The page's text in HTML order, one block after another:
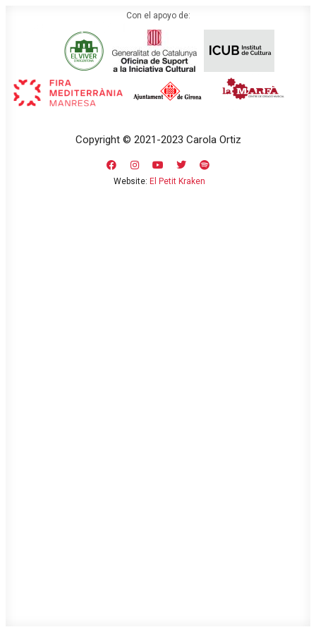
Con el apoyo de:
Copyright © 2021-2023 Carola Ortiz
Website: El Petit Kraken